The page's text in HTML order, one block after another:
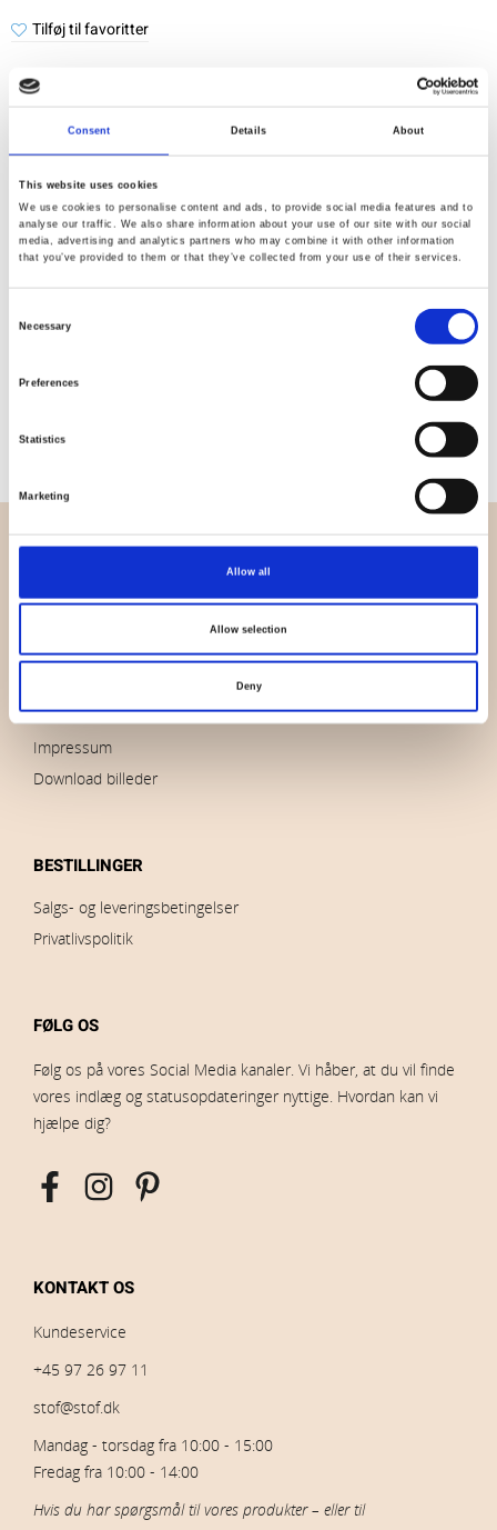
Consent Details About
This website uses cookies
We use cookies to personalise content and ads, to provide social media features and to
analyse our traffic. We also share information about your use of our site with our social
media, advertising and analytics partners who may combine it with other information
that you’ve provided to them or that they’ve collected from your use of their services.
Necessary
Preferences
Statistics
Marketing
Allow all
Allow selection
Deny
Tilføj til favoritter
Kvalitet
Hurtig
Specifikation
270,00
100% bomuld
0,114 Kg.
OVERSIGT
Nyheder
Brands
Impressum
Download billeder
BESTILLINGER
Salgs- og leveringsbetingelser
Privatlivspolitik
FØLG OS
Følg os på vores Social Media kanaler. Vi håber, at du vil finde
vores indlæg og statusopdateringer nyttige. Hvordan kan vi
hjælpe dig?
KONTAKT OS
Kundeservice
+45 97 26 97 11
stof@stof.dk
Mandag - torsdag fra 10:00 - 15:00
Fredag fra 10:00 - 14:00
Hvis du har spørgsmål til vores produkter – eller til